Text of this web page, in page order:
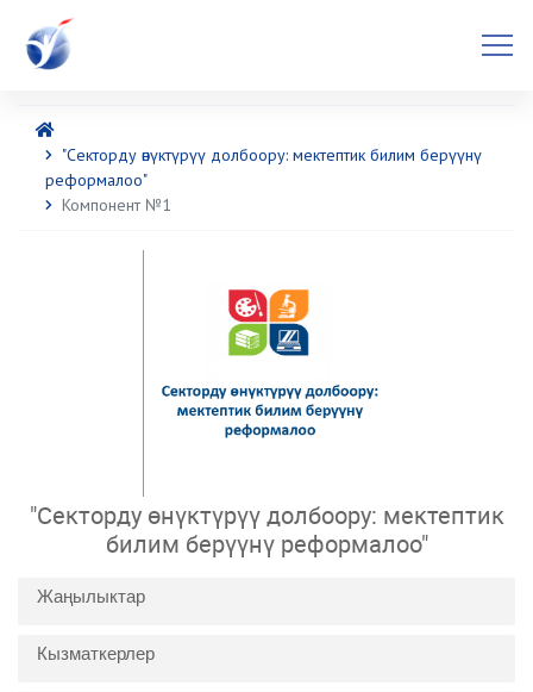
"Секторду өнүктүрүү долбоору: мектептик билим берүүнү
реформалоо"
Компонент №1
"Секторду өнүктүрүү долбоору: мектептик
билим берүүнү реформалоо"
Жаңылыктар
Кызматкерлер